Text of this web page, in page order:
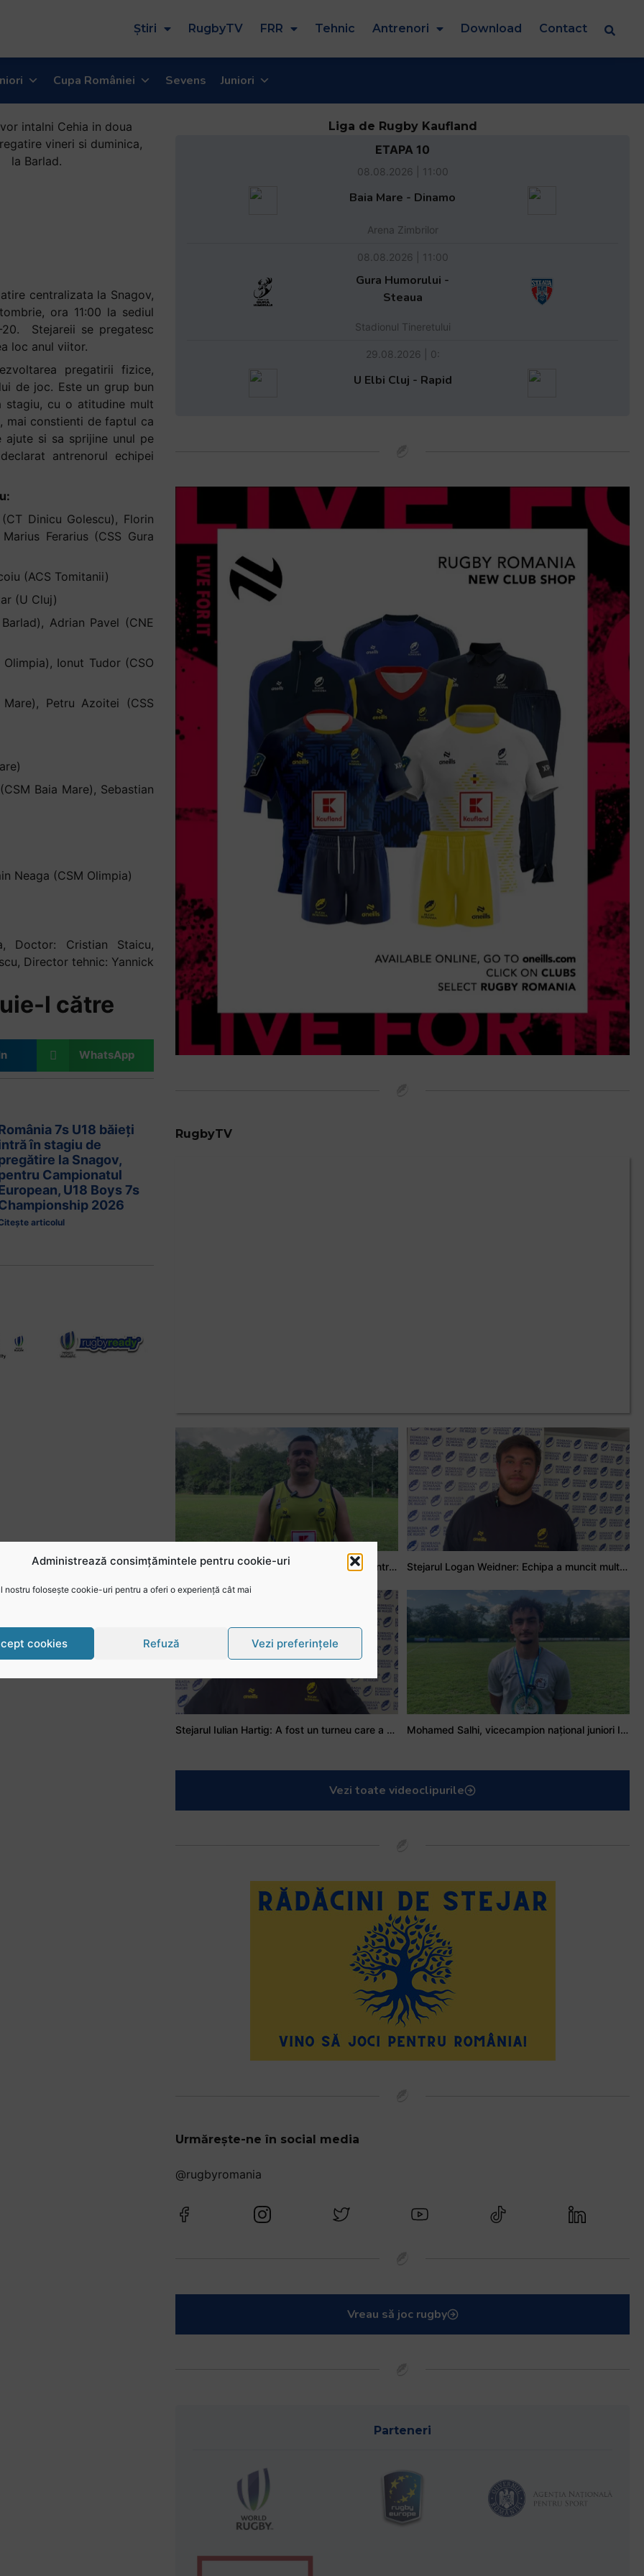
Administrează consimțămintele pentru cookie-uri
nostru folosește cookie-uri pentru a oferi o experiență cât mai
cookies Refuză Vezi preferințele
Știri RugbyTV FRR Tehnic Antrenori Download Contact
Cupa României Sevens Juniori
centralizata la Snagov,
ora 11:00 la sediul
20. Stejareii se pregatesc
loc anul viitor.
pregatirii fizice,
de joc. Este un grup bun
cu o atitudine mult
mai constienti de faptul ca
ajute si sa sprijine unul pe
antrenorul echipei
Dinicu Golescu), Florin
Ferarius (CSS Gura
(ACS Tomitanii)
(U Cluj)
Adrian Pavel (CNE
Ionut Tudor (CSO
Petru Azoitei (CSS
Baia Mare), Sebastian
Neaga (CSM Olimpia)
Doctor: Cristian Staicu,
Director tehnic: Yannick
l către
WhatsApp
7s U18 băieți
în stagiu de
la Snagov,
Campionatul
U18 Boys 7s
2026
articolul
Liga de Rugby Kaufland
ETAPA 10
08.08.2026 | 11:00
Baia Mare - Dinamo
Arena Zimbrilor
08.08.2026 | 11:00
Gura Humorului -
Steaua
Stadionul Tineretului
29.08.2026 | 0:
U Elbi Cluj - Rapid
RugbyTV
Adrian Țală: Visul meu este să debutez pentru România Stejarul Logan Weidner: Echipa a muncit mult, iar asta se va vedea în meciurile de la Nations Cup
Stejarul Iulian Hartig: A fost un turneu care a unit mai mult echipa Mohamed Salhi, vicecampion național juniori I: Rugby-ul te învață să accepți și înfrângerile
Vezi toate videoclipurile
Urmărește-ne în social media
@rugbyromania
Vreau să joc rugby
Parteneri